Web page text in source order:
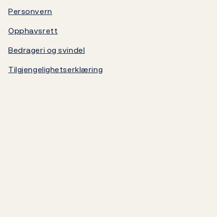
Statsgjeld
Norges Banks oppgjørssystem
Om Norges Bank
Personvern
Opphavsrett
Bedrageri og svindel
Tilgjengelighetserklæring